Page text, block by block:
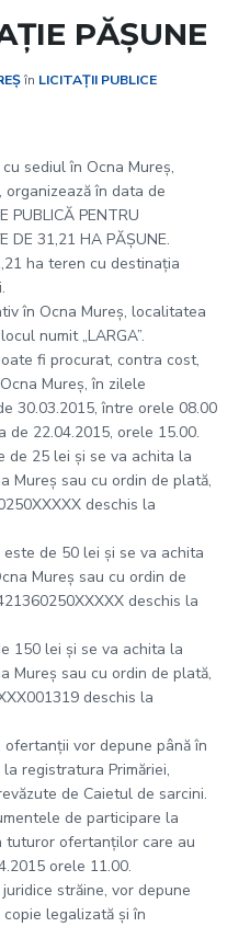
PĂȘUNE
în LICITAȚII PUBLICE
sediul în Ocna Mureş,
organizează în data de
PUBLICĂ PENTRU
DE 31,21 HA PĂŞUNE.
ha teren cu destinaţia
în Ocna Mureș, localitatea
numit „LARGA”.
fi procurat, contra cost,
Mureş, în zilele
30.03.2015, între orele 08.00
de 22.04.2015, orele 15.00.
de 25 lei şi se va achita la
Mureş sau cu ordin de plată,
deschis la
de 50 lei şi se va achita
Mureş sau cu ordin de
deschis la
150 lei şi se va achita la
Mureş sau cu ordin de plată,
deschis la
vor depune până în
registratura Primăriei,
de Caietul de sarcini.
de participare la
tuturor ofertanților care au
orele 11.00.
străine, vor depune
legalizată şi în